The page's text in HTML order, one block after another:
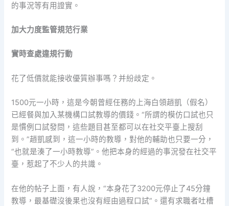
的事況等有用證實。
加大力度監管規范行業
實時查處違規行動
花了低價就能接收優質辦事嗎？并紛歧定。
1500元一小時，這是今朝曾經任務的上海白領趙凱（假名）
已經餐與加入某機構口試教導的價錢。“所謂的模仿口試也只
是慣例口試發問，這些題目甚至都可以在社交平臺上搜刮
到。”趙凱感到，這一小時的教導，對他的輔助也只要一分，
“也就是湊了一小時教導”。他把本身的經過的事況發在社交平
臺，惹起了不少人的共識。
在他的帖子上面，有人說，“本身花了3200元停止了45分鐘
教導，最基礎沒後果也沒有經由過程口試”。還有求職者吐槽